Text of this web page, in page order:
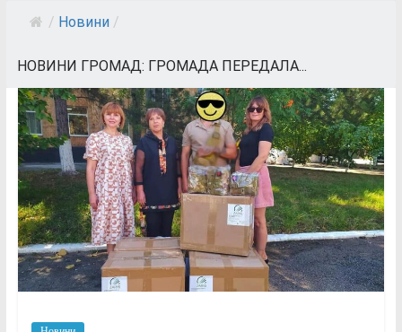
/ Новини /
НОВИНИ ГРОМАД: ГРОМАДА ПЕРЕДАЛА...